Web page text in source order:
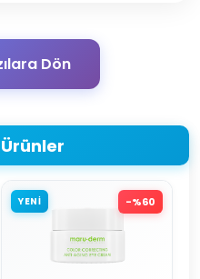
Dön
YENİ -%60